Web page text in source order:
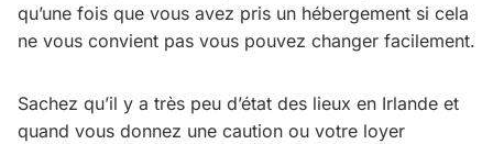
qu’une fois que vous avez pris un hébergement si cela
ne vous convient pas vous pouvez changer facilement.
Sachez qu’il y a très peu d’état des lieux en Irlande et
quand vous donnez une caution ou votre loyer